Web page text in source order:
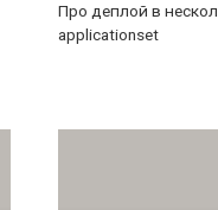
Про деплой в
applicationset